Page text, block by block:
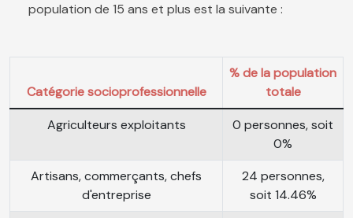
population de 15 ans et plus est la suivante :
Catégorie socioprofessionnelle
% de la population
totale
Agriculteurs exploitants
0 personnes, soit
0%
Artisans, commerçants, chefs
d'entreprise
24 personnes,
soit 14.46%